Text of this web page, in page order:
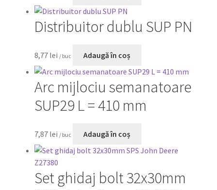
Distribuitor dublu SUP PN
8,77 lei / buc Adaugă în coș
Arc mijlociu semanatoare
SUP29 L = 410 mm
7,87 lei / buc Adaugă în coș
Set ghidaj bolt 32x30mm